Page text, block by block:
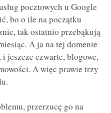
pocztowych u Google
bo o ile na początku
tak ostatnio przebąkują
A ja na tej domenie
jeszcze czwarte, blogowe,
A więc prawie trzy
przerzucę go na